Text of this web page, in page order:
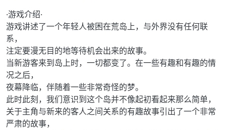
·游戏介绍·
游戏讲述了一个年轻人被困在荒岛上，与外界没有任何联
系，
注定要漫无目的地等待机会出来的故事。
当新游客来到岛上时，一切都变了。在一些有趣和有趣的情
况之后，
夜幕降临，伴随着一些非常奇怪的梦。
此时此刻，我们意识到这个岛并不像起初看起来那么简单，
关于主角与新来的客人之间关系的有趣故事引出了一个非常
严肃的故事，